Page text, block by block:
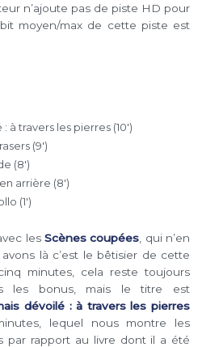
n’ajoute pas de piste HD pour
moyen/max de cette piste est
travers les pierres (10′)
(9′)
(8′)
arrière (8′)
(1′)
les Scènes coupées , qui n’en
là c’est le bêtisier de cette
minutes, cela reste toujours
les bonus, mais le titre est
dévoilé : à travers les pierres
lequel nous montre les
par rapport au livre dont il a été